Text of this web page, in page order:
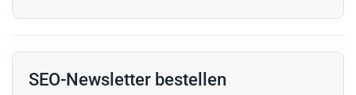
SEO-Newsletter bestellen